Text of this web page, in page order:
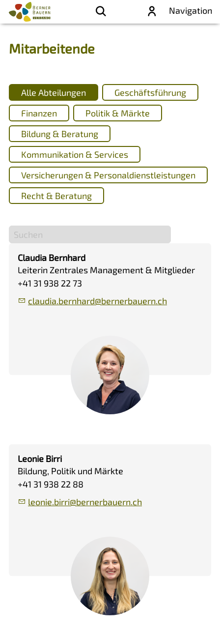
Navigation
Mitarbeitende
Alle Abteilungen
Geschäftsführung
Finanzen
Politik & Märkte
Bildung & Beratung
Kommunikation & Services
Versicherungen & Personaldienstleistungen
Recht & Beratung
Claudia Bernhard
Leiterin Zentrales Management & Mitglieder
+41 31 938 22 73
cl
d b rnh rd b rn rb rn ch
Leonie Birri
Bildung, Politik und Märkte
+41 31 938 22 88
l
n b rr b rn rb rn ch